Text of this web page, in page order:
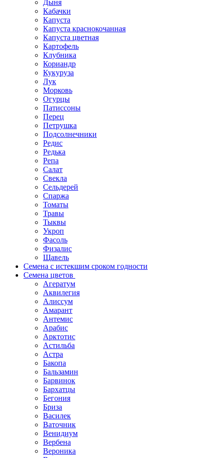
Дыня
Кабачки
Капуста
Капуста краснокочанная
Капуста цветная
Картофель
Клубника
Кориандр
Кукуруза
Лук
Морковь
Огурцы
Патиссоны
Перец
Петрушка
Подсолнечники
Редис
Редька
Репа
Салат
Свекла
Сельдерей
Спаржа
Томаты
Травы
Тыквы
Укроп
Фасоль
Физалис
Щавель
Семена с истекшим сроком годности
Семена цветов
Агератум
Аквилегия
Алиссум
Амарант
Антемис
Арабис
Арктотис
Астильба
Астра
Бакопа
Бальзамин
Барвинок
Бархатцы
Бегония
Бриза
Василек
Ваточник
Венидиум
Вербена
Вероника